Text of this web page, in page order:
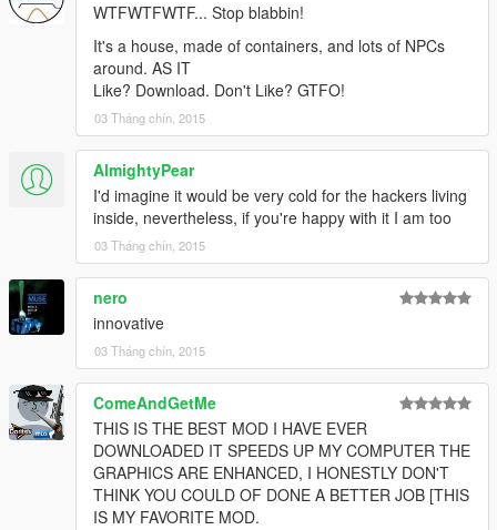
WTFWTFWTF... Stop blabbin!
It's a house, made of containers, and lots of NPCs
around. AS IT
Like? Download. Don't Like? GTFO!
03 Tháng chín, 2015
AlmightyPear
I'd imagine it would be very cold for the hackers living
inside, nevertheless, if you're happy with it I am too
03 Tháng chín, 2015
nero
innovative
03 Tháng chín, 2015
ComeAndGetMe
THIS IS THE BEST MOD I HAVE EVER
DOWNLOADED IT SPEEDS UP MY COMPUTER THE
GRAPHICS ARE ENHANCED, I HONESTLY DON'T
THINK YOU COULD OF DONE A BETTER JOB [THIS
IS MY FAVORITE MOD.